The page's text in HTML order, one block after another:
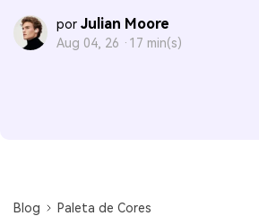
por Julian Moore
Aug 04, 26 · 17 min(s)
Blog
Paleta de Cores